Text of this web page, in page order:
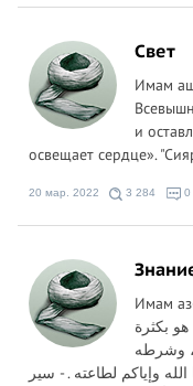
Свет
Имам
и
освещает сердце».
20 мар. 2022 3 284 0
Имам
بكثرة
وشرطه
الله وإياكم لطاعته . - سير